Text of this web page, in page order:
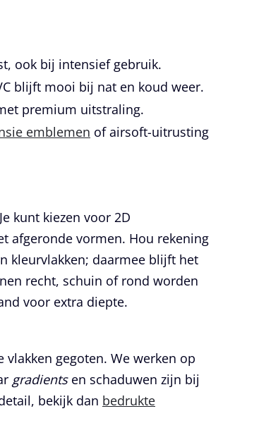
ook bij intensief gebruik.
blijft mooi bij nat en koud weer.
premium uitstraling.
emblemen of airsoft-uitrusting
kunt kiezen voor 2D
afgeronde vormen. Hou rekening
kleurvlakken; daarmee blijft het
recht, schuin of rond worden
voor extra diepte.
vlakken gegoten. We werken op
gradientsen schaduwen zijn bij
bekijk dan bedrukte